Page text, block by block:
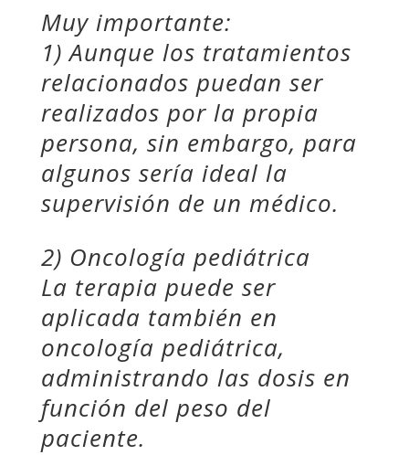
Muy importante:
1) Aunque los tratamientos
relacionados puedan ser
realizados por la propia
persona, sin embargo, para
algunos sería ideal la
supervisión de un médico.
2) Oncología pediátrica
La terapia puede ser
aplicada también en
oncología pediátrica,
administrando las dosis en
función del peso del
paciente.